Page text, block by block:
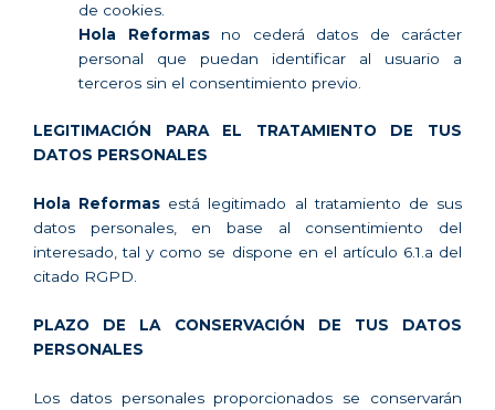
de cookies.
Hola Reformasno cederá datos de carácter
personal que puedan identificar al usuario a
terceros sin el consentimiento previo.
LEGITIMACIÓN PARA EL TRATAMIENTO DE TUS
DATOS PERSONALES
Hola Reformas está legitimado al tratamiento de sus
datos personales, en base al consentimiento del
interesado, tal y como se dispone en el artículo 6.1.a del
citado RGPD.
PLAZO DE LA CONSERVACIÓN DE TUS DATOS
PERSONALES
Los datos personales proporcionados se conservarán